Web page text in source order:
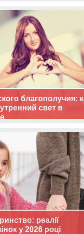
благополучия:
свет в
реалії
у 2026 році